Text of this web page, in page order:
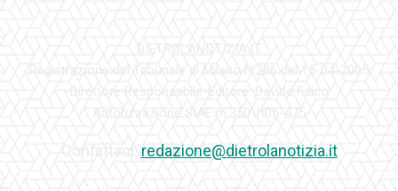
redazione@dietrolanotizia.it